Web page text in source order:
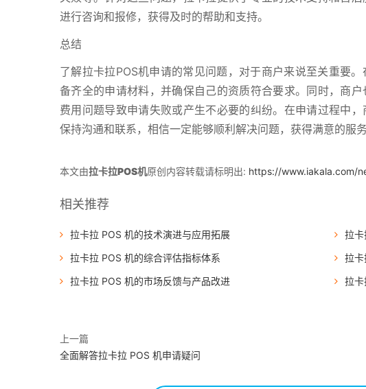
进行咨询和报修，获得及时的帮助和支持。
总结
了解拉卡拉POS机申请的常见问题，对于商户来说至关重要
备齐全的申请材料，并确保自己的资质符合要求。同时，商
费用问题导致申请失败或产生不必要的纠纷。在申请过程中
保持沟通和联系，相信一定能够顺利解决问题，获得满意的服务
本文由拉卡拉POS机原创内容转载请标明出: https://www.iakala.com/
相关推荐
拉卡拉 POS 机的技术演进与应用拓展
拉卡
拉卡拉 POS 机的综合评估指标体系
拉
拉卡拉 POS 机的市场反馈与产品改进
拉
上一篇
全面解答拉卡拉 POS 机申请疑问